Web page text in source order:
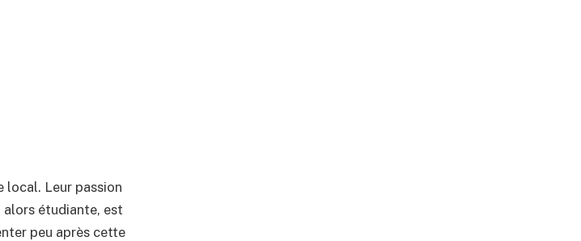
local. Leur passion
alors étudiante, est
peu après cette